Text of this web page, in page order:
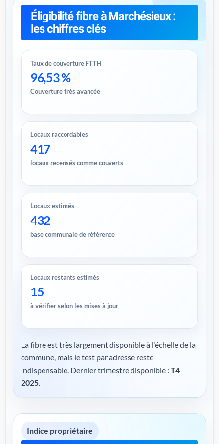
Éligibilité fibre à Marchésieux :
les chiffres clés
Taux de couverture FTTH
96,53 %
Couverture très avancée
Locaux raccordables
417
locaux recensés comme couverts
Locaux estimés
432
base communale de référence
Locaux restants estimés
15
à vérifier selon les mises à jour
La fibre est très largement disponible à l'échelle de la
commune, mais le test par adresse reste
indispensable. Dernier trimestre disponible : T4
2025.
Indice propriétaire